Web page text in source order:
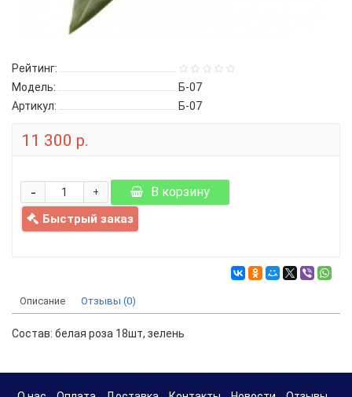
Рейтинг:
Модель:
Б-07
Артикул:
Б-07
11 300 р.
+
- В корзину
Быстрый заказ
Описание Отзывы (0)
Состав: белая роза 18шт, зелень